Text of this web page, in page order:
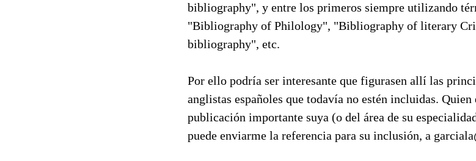
bibliography", y entre los primeros siempre utilizando
"Bibliography of Philology", "Bibliography of literary
bibliography", etc.
Por ello podría ser interesante que figurasen allí las
anglistas españoles que todavía no estén incluidas. Quien
publicación importante suya (o del área de su
puede enviarme la referencia para su inclusión, a